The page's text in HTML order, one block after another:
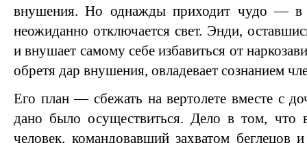
внушения. Но однажды приходит чудо — в
неожиданно отключается свет. Энди,
и внушает самому себе избавиться от
обретя дар внушения, овладевает сознанием
Его план — сбежать на вертолете вместе с
дано было осуществиться. Дело в том, что
человек, командовавший захватом беглецов